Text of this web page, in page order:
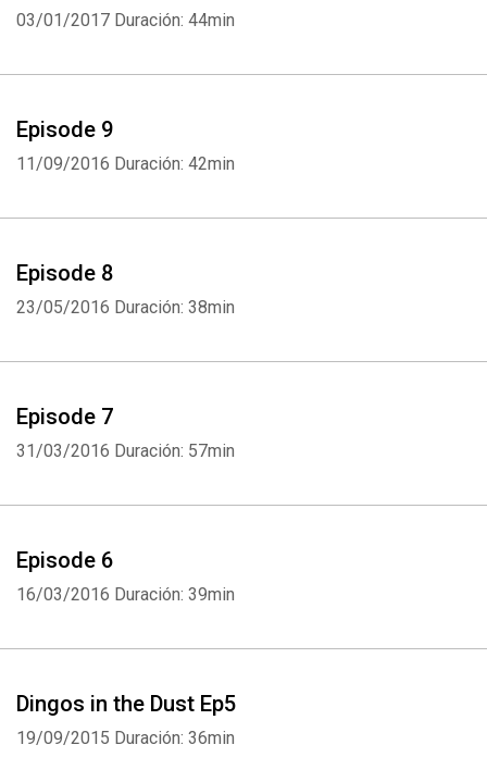
03/01/2017 Duración: 44min
Episode 9
11/09/2016 Duración: 42min
Episode 8
23/05/2016 Duración: 38min
Episode 7
31/03/2016 Duración: 57min
Episode 6
16/03/2016 Duración: 39min
Dingos in the Dust Ep5
19/09/2015 Duración: 36min